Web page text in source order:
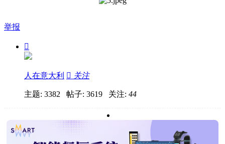
举报

人在意大利  关注
主题: 3382 帖子: 3619 关注: 44